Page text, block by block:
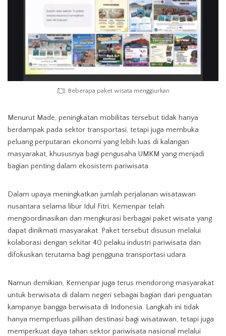
Beberapa paket wisata menggiurkan
Menurut Made, peningkatan mobilitas tersebut tidak hanya
berdampak pada sektor transportasi, tetapi juga membuka
peluang perputaran ekonomi yang lebih luas di kalangan
masyarakat, khususnya bagi pengusaha UMKM yang menjadi
bagian penting dalam ekosistem pariwisata.
Dalam upaya meningkatkan jumlah perjalanan wisatawan
nusantara selama libur Idul Fitri, Kemenpar telah
mengoordinasikan dan mengkurasi berbagai paket wisata yang
dapat dinikmati masyarakat. Paket tersebut disusun melalui
kolaborasi dengan sekitar 40 pelaku industri pariwisata dan
difokuskan terutama bagi pengguna transportasi udara.
Namun demikian, Kemenpar juga terus mendorong masyarakat
untuk berwisata di dalam negeri sebagai bagian dari penguatan
kampanye bangga berwisata di Indonesia. Langkah ini tidak
hanya memperluas pilihan destinasi bagi wisatawan, tetapi juga
memperkuat daya tahan sektor pariwisata nasional melalui